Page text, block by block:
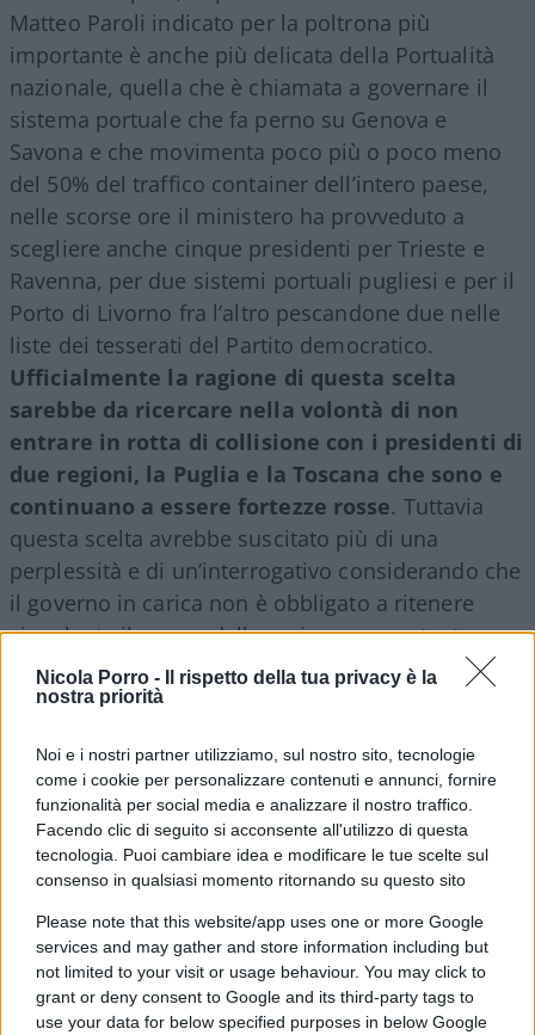
Nicola Porro -
Il rispetto della tua privacy è la
nostra priorità
Noi e i nostri partner utilizziamo, sul nostro sito, tecnologie
come i cookie per personalizzare contenuti e annunci, fornire
funzionalità per social media e analizzare il nostro traffico.
Facendo clic di seguito si acconsente all'utilizzo di questa
tecnologia. Puoi cambiare idea e modificare le tue scelte sul
consenso in qualsiasi momento ritornando su questo sito
Please note that this website/app uses one or more Google
services and may gather and store information including but
not limited to your visit or usage behaviour. You may click to
grant or deny consent to Google and its third-party tags to
use your data for below specified purposes in below Google
Matteo Paroli indicato per la poltrona più
importante è anche più delicata della Portualità
nazionale, quella che è chiamata a governare il
sistema portuale che fa perno su Genova e
Savona e che movimenta poco più o poco meno
del 50% del traffico container dell’intero paese,
nelle scorse ore il ministero ha provveduto a
scegliere anche cinque presidenti per Trieste e
Ravenna, per due sistemi portuali pugliesi e per il
Porto di Livorno fra l’altro pescandone due nelle
liste dei tesserati del Partito democratico.
Ufficialmente la ragione di questa scelta
sarebbe da ricercare nella volontà di non
entrare in rotta di collisione con i presidenti di
due regioni, la Puglia e la Toscana che sono e
continuano a essere fortezze rosse. Tuttavia
questa scelta avrebbe suscitato più di una
perplessità e di un’interrogativo considerando che
il governo in carica non è obbligato a ritenere
vincolante il parere della regione competente per
territorio; inoltre sono in molti a chiedersi come
mai questa apertura all’opposizione sia stata
delleCommissioni di Camera e Senato che
avrebbero potuto diventare agevolmente
unanimi su tutti presidenti proprio a fronte di
un impegno a regalare a Pd o Cinque stelle, in
cauda venenum, due nomine portuali;nomine
che, a posizioni rovesciate (come dimostra la
storia) difficilmente si sarebbero potuto anche
solo proporre.